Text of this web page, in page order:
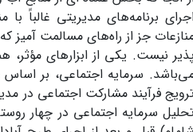
اجرای برنامه‌‌های مدیریتی غالباً
جز از راه‌های مسالمت آمیز
پذیر نیست. یکی از ابزارهای مؤثر،
سرمایه اجتماعی، بر اساس
فرآیند مشارکت اجتماعی در
سرمایه اجتماعی در چهار